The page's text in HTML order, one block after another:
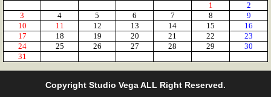
1
2
3
4 5 6 7 8
9
10
11 12 13 14 15
16
17
18 19 20 21 22
23
24
25 26 27 28 29
30
31
Copyright Studio Vega ALL Right Reserved.